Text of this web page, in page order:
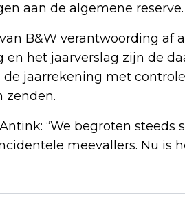
aan de algemene reserve.
B&W verantwoording af
het jaarverslag zijn de
jaarrekening met
zenden.
“We begroten steeds
meevallers. Nu is